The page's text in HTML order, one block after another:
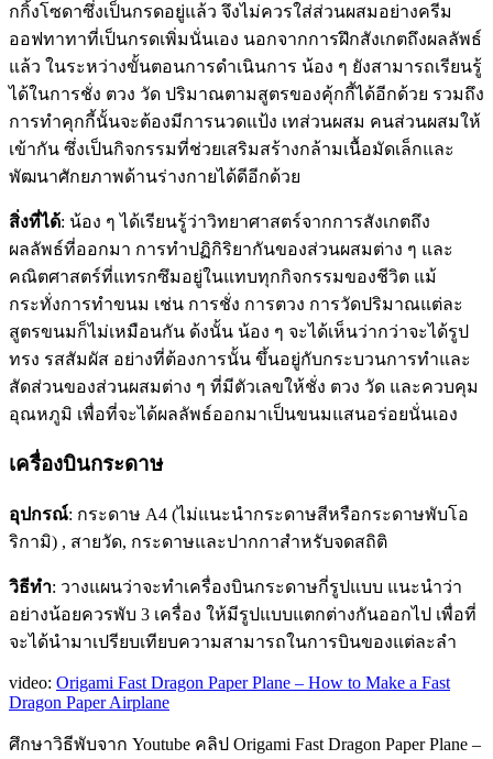
กกิ้งโซดาซึ่งเป็นกรดอยู่แล้ว จึงไม่ควรใส่ส่วนผสมอย่างครีม
ออฟทาทาที่เป็นกรดเพิ่มนั่นเอง นอกจากการฝึกสังเกตถึงผลลัพธ์
แล้ว ในระหว่างขั้นตอนการดำเนินการ น้อง ๆ ยังสามารถเรียนรู้
ได้ในการชั่ง ตวง วัด ปริมาณตามสูตรของคุ้กกี้ได้อีกด้วย รวมถึง
การทำคุกกี้นั้นจะต้องมีการนวดแป้ง เทส่วนผสม คนส่วนผสมให้
เข้ากัน ซึ่งเป็นกิจกรรมที่ช่วยเสริมสร้างกล้ามเนื้อมัดเล็กและ
พัฒนาศักยภาพด้านร่างกายได้ดีอีกด้วย
สิ่งที่ได้: น้อง ๆ ได้เรียนรู้ว่าวิทยาศาสตร์จากการสังเกตถึง
ผลลัพธ์ที่ออกมา การทำปฏิกิริยากันของส่วนผสมต่าง ๆ และ
คณิตศาสตร์ที่แทรกซึมอยู่ในแทบทุกกิจกรรมของชีวิต แม้
กระทั่งการทำขนม เช่น การชั่ง การตวง การวัดปริมาณแต่ละ
สูตรขนมก็ไม่เหมือนกัน ด้งนั้น น้อง ๆ จะได้เห็นว่ากว่าจะได้รูป
ทรง รสสัมผัส อย่างที่ต้องการนั้น ขึ้นอยู่กับกระบวนการทำและ
สัดส่วนของส่วนผสมต่าง ๆ ที่มีตัวเลขให้ชั่ง ตวง วัด และควบคุม
อุณหภูมิ เพื่อที่จะได้ผลลัพธ์ออกมาเป็นขนมแสนอร่อยนั่นเอง
เครื่องบินกระดาษ
อุปกรณ์: กระดาษ A4 (ไม่แนะนำกระดาษสีหรือกระดาษพับโอ
ริกามิ) , สายวัด, กระดาษและปากกาสำหรับจดสถิติ
วิธีทำ: วางแผนว่าจะทำเครื่องบินกระดาษกี่รูปแบบ แนะนำว่า
อย่างน้อยควรพับ 3 เครื่อง ให้มีรูปแบบแตกต่างกันออกไป เพื่อที่
จะได้นำมาเปรียบเทียบความสามารถในการบินของแต่ละลำ
video: Origami Fast Dragon Paper Plane – How to Make a Fast
Dragon Paper Airplane
ศึกษาวิธีพับจาก Youtube คลิป Origami Fast Dragon Paper Plane –